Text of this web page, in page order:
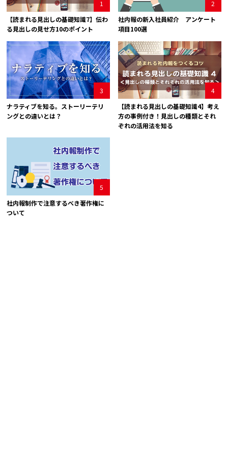
1
【読まれる見出しの基礎知識7】伝わ
る見出しの見せ方10のポイント
2
社内報の新入社員紹介 アンケート
項目100選
3
ナラティブを知る。ストーリーテリ
ングとの違いとは？
4
【読まれる見出しの基礎知識4】考え
方の事例付き！見出しの種類とそれ
ぞれの活用法を知る
5
社内報制作で注意するべき著作権に
ついて